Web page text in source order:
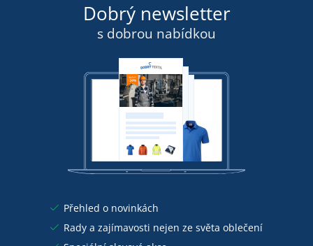
Dobrý newsletter
s dobrou nabídkou
Přehled o novinkách
Rady a zajímavosti nejen ze světa oblečení